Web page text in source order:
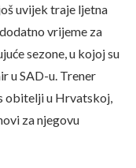
uvijek traje ljetna
vrijeme za
sezone, u kojoj su
u SAD-u. Trener
obitelji u Hrvatskoj,
za njegovu